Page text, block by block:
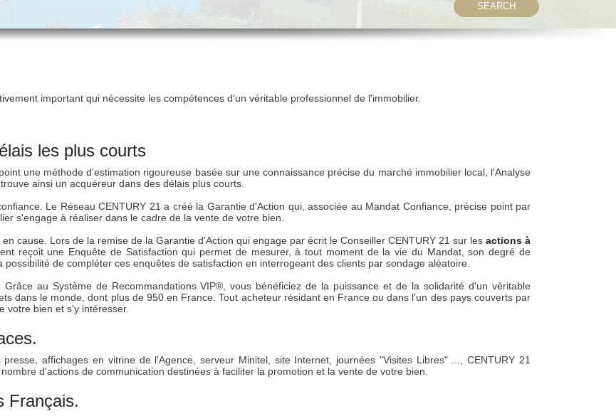
SEARCH
important qui nécessite les compétences d'un véritable professionnel de l'immobilier.
les plus courts
une méthode d'estimation rigoureuse basée sur une connaissance précise du marché immobilier local, l'Analyse
ainsi un acquéreur dans des délais plus courts.
Le Réseau CENTURY 21 a créé la Garantie d'Action qui, associée au Mandat Confiance, précise point par
s'engage à réaliser dans le cadre de la vente de votre bien.
cause. Lors de la remise de la Garantie d'Action qui engage par écrit le Conseiller CENTURY 21 sur les actions à
reçoit une Enquête de Satisfaction qui permet de mesurer, à tout moment de la vie du Mandat, son degré de
de compléter ces enquêtes de satisfaction en interrogeant des clients par sondage aléatoire.
au Système de Recommandations VIP®, vous bénéficiez de la puissance et de la solidarité d'un véritable
dans le monde, dont plus de 950 en France. Tout acheteur résidant en France ou dans l'un des pays couverts par
votre bien et s'y intéresser.
affichages en vitrine de l'Agence, serveur Minitel, site Internet, journées "Visites Libres" ..., CENTURY 21
d'actions de communication destinées à faciliter la promotion et la vente de votre bien.
Français.